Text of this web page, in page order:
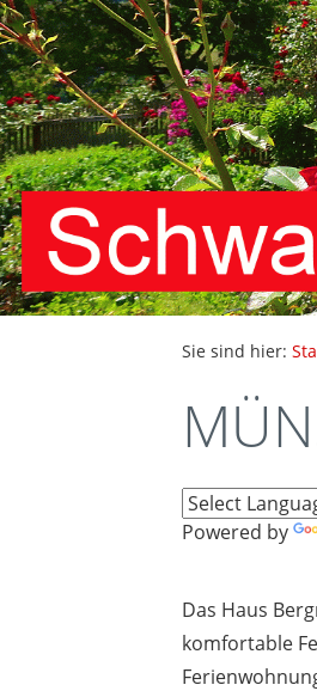
Sie sind hier:
Powered by
Das Haus
komfortable